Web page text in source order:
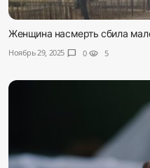
Женщина насмерть сбила
Ноябрь 29, 2025 chat_bubble 0 visibility 5